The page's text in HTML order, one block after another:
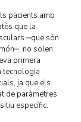
pacients amb
que la
‒que són
no solen
primera
tecnologia
ja que els
de paràmetres
específic.